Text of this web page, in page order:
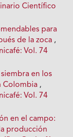
Científico
para
de la zoca ,
Vol. 74
en los
Colombia ,
Vol. 74
en el campo:
producción